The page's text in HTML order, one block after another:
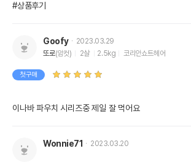
#상품후기
Goofy
2023.03.29
또로(암컷) 2살 2.5kg 코리안쇼트헤어
첫구매
이나바 파우치 시리즈중 제일 잘 먹어요
Wonnie71 2023.03.20